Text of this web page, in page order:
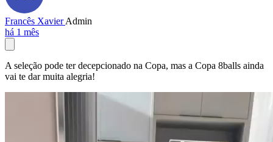
Francês XavierAdmin
há 1 mês
A seleção pode ter decepcionado na Copa, mas a Copa 8balls ainda
vai te dar muita alegria!